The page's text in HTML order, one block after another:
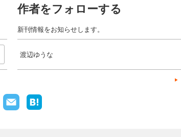
作者をフォローする
新刊情報をお知らせします。
渡辺ゆうな